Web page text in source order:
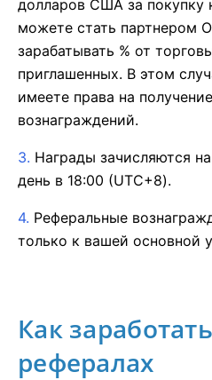
долларов США за покупку
можете стать партнером
зарабатывать % от
приглашенных. В этом
имеете права на
вознаграждений.
3. Награды зачисляются
день в 18:00 (UTC+8).
4. Реферальные
только к вашей основной
Как
рефералах